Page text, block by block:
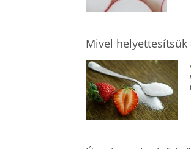
Mivel helyettesítsük